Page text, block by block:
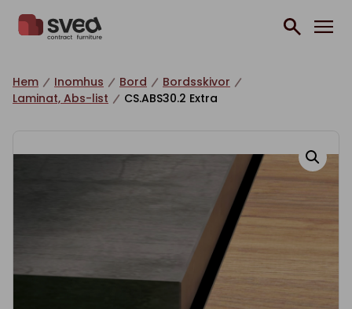
Hem Inomhus Bord
Bordsskivor
Laminat, Abs-list
CS.ABS30.2 Extra